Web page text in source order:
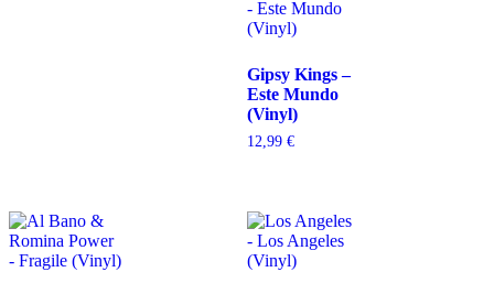
Gipsy Kings –
Este Mundo
(Vinyl)
12,99 €